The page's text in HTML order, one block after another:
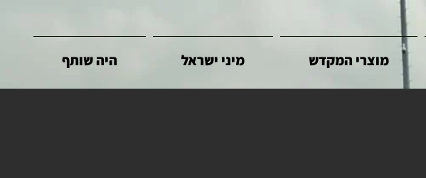
היה שותף מיני ישראל מוצרי המקדש